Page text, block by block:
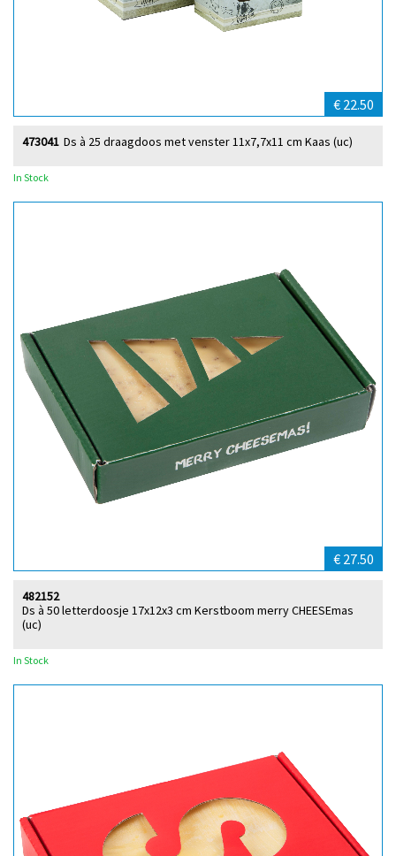
€ 22.50
Ds à 25 draagdoos met venster 11x7,7x11 cm Kaas (uc)
473041
In Stock
€ 27.50
Ds à 50 letterdoosje 17x12x3 cm Kerstboom merry CHEESEmas
(uc)
482152
In Stock